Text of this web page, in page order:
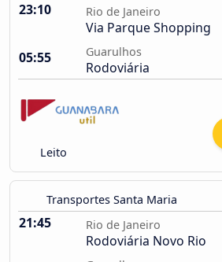
23:10 Rio de Janeiro
Via Parque Shopping
05:55
Guarulhos
Rodoviária
Leito
Transportes Santa Maria
21:45 Rio de Janeiro
Rodoviária Novo Rio